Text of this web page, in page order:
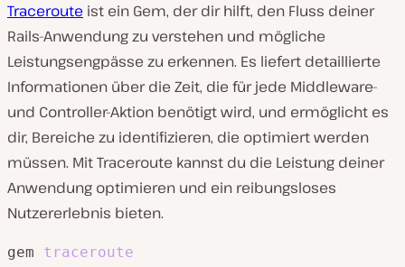
Traceroute ist ein Gem, der dir hilft, den Fluss deiner
Rails-Anwendung zu verstehen und mögliche
Leistungsengpässe zu erkennen. Es liefert detaillierte
Informationen über die Zeit, die für jede Middleware-
und Controller-Aktion benötigt wird, und ermöglicht es
dir, Bereiche zu identifizieren, die optimiert werden
müssen. Mit Traceroute kannst du die Leistung deiner
Anwendung optimieren und ein reibungsloses
Nutzererlebnis bieten.
gem traceroute